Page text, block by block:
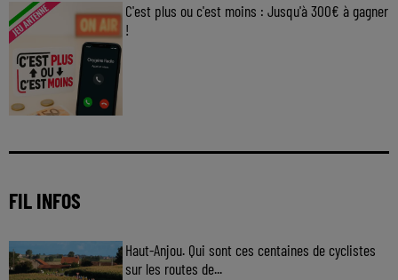
C'est plus ou c'est moins : Jusqu'à 300€ à gagner
!
FIL INFOS
Haut-Anjou. Qui sont ces centaines de cyclistes
sur les routes de...